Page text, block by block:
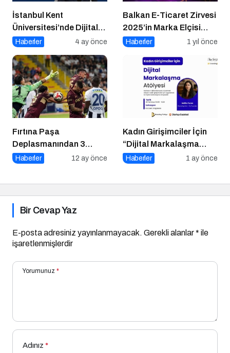
İstanbul Kent
Üniversitesi’nde Dijital
Markalaşma 1.0
Haberler 4 ay önce
Balkan E-Ticaret Zirvesi
2025’in Marka Elçisi
Belli Oldu
Haberler 1 yıl önce
Fırtına Paşa
Deplasmanından 3
Puanla Ayrıldı
Haberler 12 ay önce
Kadın Girişimciler İçin
“Dijital Markalaşma
Atölyesi” Başlıyor
Haberler 1 ay önce
Bir Cevap Yaz
E-posta adresiniz yayınlanmayacak. Gerekli alanlar* ile
işaretlenmişlerdir
Yorumunuz *
Adınız *